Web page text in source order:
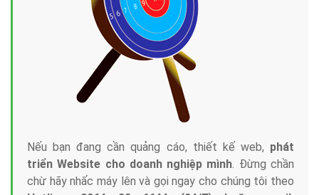
Nếu bạn đang cần quảng cáo, thiết kế web, phát
triển Website cho doanh nghiệp mình. Đừng chần
chừ hãy nhấc máy lên và gọi ngay cho chúng tôi theo